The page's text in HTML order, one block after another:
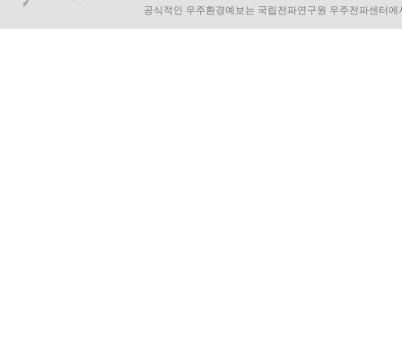
공식적인 우주환경예보는 국립전파연구원 우주전파센터에